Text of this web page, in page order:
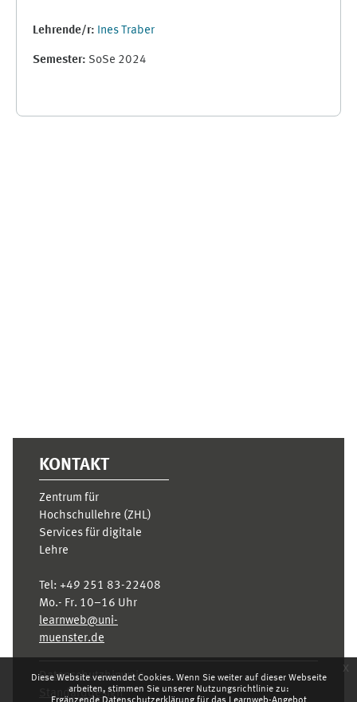
Diese Website verwendet Cookies. Wenn Sie weiter auf dieser Webseite
arbeiten, stimmen Sie unserer Nutzungsrichtlinie zu:
x
Lehrende/r: Ines Traber
Semester: SoSe 2024
KONTAKT
Zentrum für
Hochschullehre (ZHL)
Services für digitale
Lehre
Tel: +49 251 83-22408
Mo.- Fr. 10–16 Uhr
learnweb@uni-
muenster.de
Datenschutzhinweis
Standarddesign